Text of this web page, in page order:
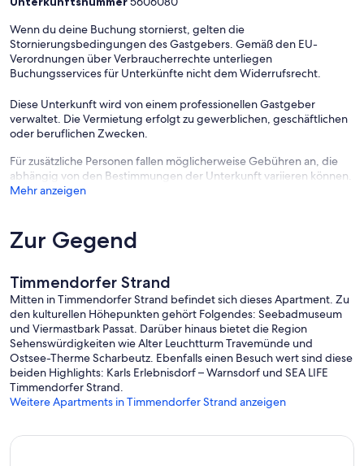
Wenn du deine Buchung stornierst, gelten die
Stornierungsbedingungen des Gastgebers. Gemäß den EU-
Verordnungen über Verbraucherrechte unterliegen
Buchungsservices für Unterkünfte nicht dem Widerrufsrecht.
Diese Unterkunft wird von einem professionellen Gastgeber
verwaltet. Die Vermietung erfolgt zu gewerblichen, geschäftlichen
oder beruflichen Zwecken.
Für zusätzliche Personen fallen möglicherweise Gebühren an, die
abhängig von den Bestimmungen der Unterkunft variieren können.
Mehr anzeigen
Zur Gegend
Timmendorfer Strand
Mitten in Timmendorfer Strand befindet sich dieses Apartment. Zu
den kulturellen Höhepunkten gehört Folgendes: Seebadmuseum
und Viermastbark Passat. Darüber hinaus bietet die Region
Sehenswürdigkeiten wie Alter Leuchtturm Travemünde und
Ostsee-Therme Scharbeutz. Ebenfalls einen Besuch wert sind diese
beiden Highlights: Karls Erlebnisdorf – Warnsdorf und SEA LIFE
Timmendorfer Strand.
Weitere Apartments in Timmendorfer Strand anzeigen